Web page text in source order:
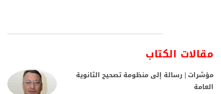
مقالات الكتاب
مؤشرات | رسالة إلى منظومة تصحيح الثانوية
العامة